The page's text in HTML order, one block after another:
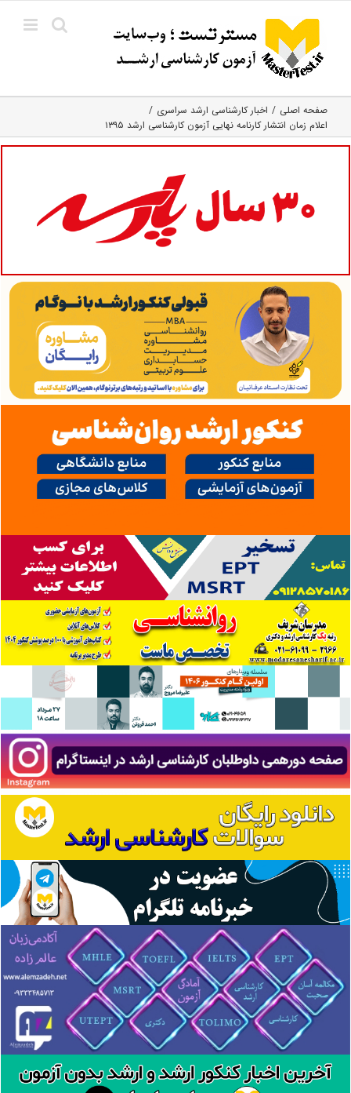
content
صفحه اصلی
اخبار کارشناسی ارشد سراسری
اعلام زمان انتشار کارنامه نهایی آزمون کارشناسی ارشد ۱۳۹۵